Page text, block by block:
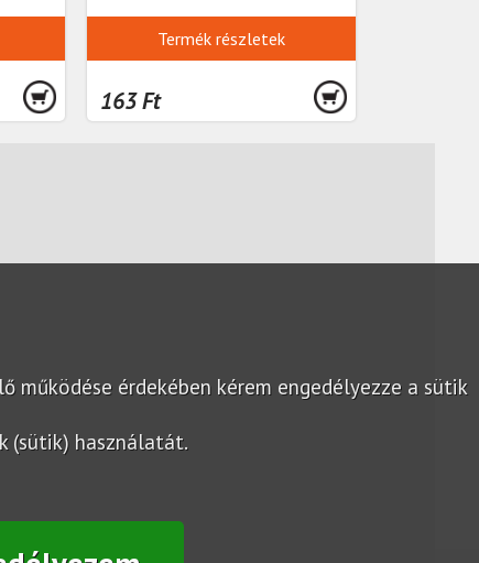
Termék részletek
163 Ft
érdekében kérem engedélyezze a sütik
(sütik) használatát.